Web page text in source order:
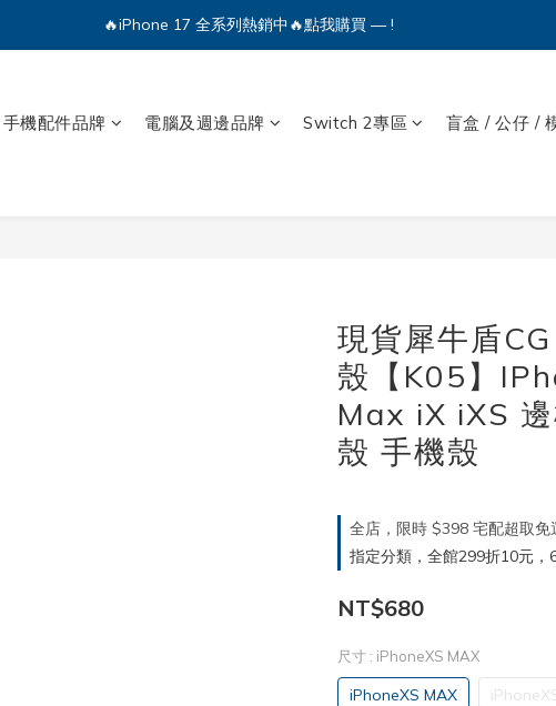
🔥iPhone 17 全系列熱銷中🔥點我購買 — !
💕加入Q哥 Line 新好友領優惠券！🎫
手機配件品牌 電腦及週邊品牌 Switch 2專區 盲盒 / 公仔 /
現貨犀牛盾
殼【K05】
Max iX iXS
殼 手機殼
全店，限時 $398 宅配超取
指定分類，全館299折10元，
NT$680
尺寸 : iPhoneXS MAX
iPhoneXS MAX